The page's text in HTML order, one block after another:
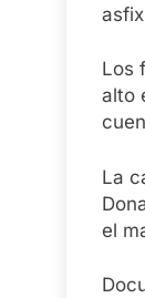
Los
alto
La
el